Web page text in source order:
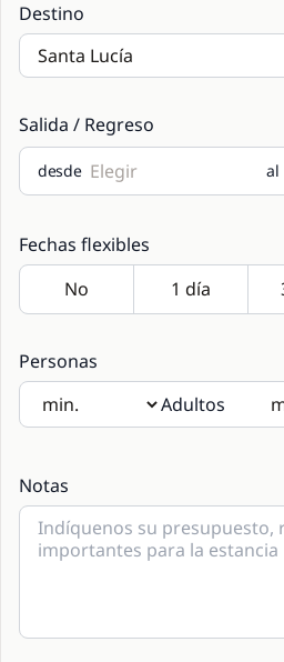
Destino
Salida / Regreso
desde al
Fechas flexibles
Personas
Adultos
Notas